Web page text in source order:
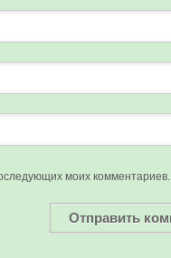
моих комментариев.